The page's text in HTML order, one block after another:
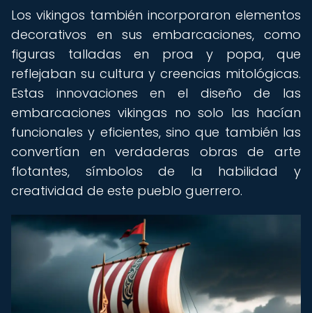
Los vikingos también incorporaron elementos
decorativos en sus embarcaciones, como
figuras talladas en proa y popa, que
reflejaban su cultura y creencias mitológicas.
Estas innovaciones en el diseño de las
embarcaciones vikingas no solo las hacían
funcionales y eficientes, sino que también las
convertían en verdaderas obras de arte
flotantes, símbolos de la habilidad y
creatividad de este pueblo guerrero.